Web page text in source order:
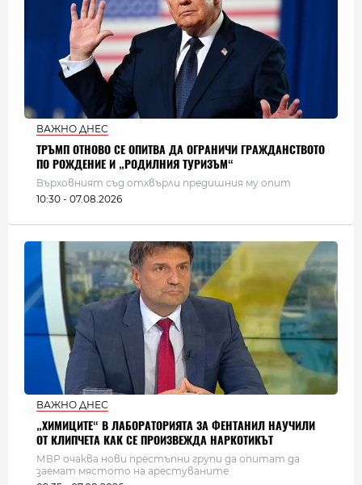
ВАЖНО ДНЕС
ТРЪМП ОТНОВО СЕ ОПИТВА ДА ОГРАНИЧИ ГРАЖДАНСТВОТО
ПО РОЖДЕНИЕ И „РОДИЛНИЯ ТУРИЗЪМ“
Върховният съд отхвърли предишния му опит
10:30 - 07.08.2026
ВАЖНО ДНЕС
„ХИМИЦИТЕ“ В ЛАБОРАТОРИЯТА ЗА ФЕНТАНИЛ НАУЧИЛИ
ОТ КЛИПЧЕТА КАК СЕ ПРОИЗВЕЖДА НАРКОТИКЪТ
МВР очаква нови престъпни групи да опитат да
заемат мястото на арестуваните